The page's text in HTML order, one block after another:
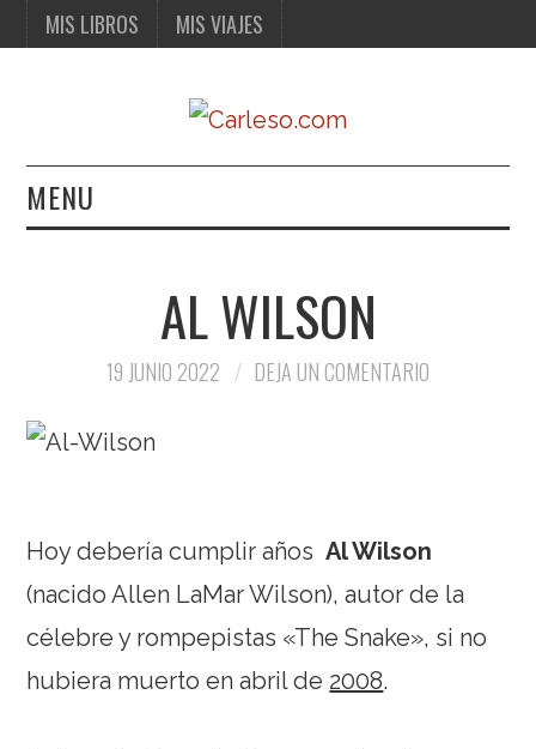
MIS LIBROS MIS VIAJES
MENU
MIS VIAJESAL WILSON
19 JUNIO 2022 DEJA UN COMENTARIO
Hoy debería cumplir añosAl Wilson
(nacido Allen LaMar Wilson), autor de la
célebre y rompepistas «The Snake», si no
hubiera muerto en abril de 2008.